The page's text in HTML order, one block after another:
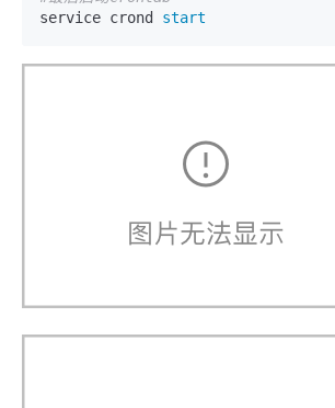
service crond start